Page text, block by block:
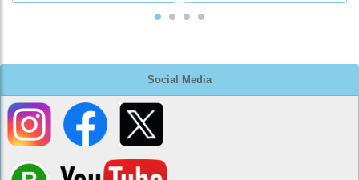
Social Media